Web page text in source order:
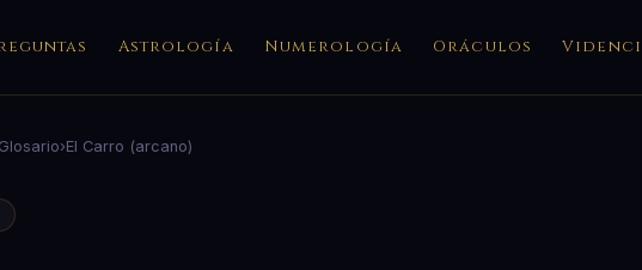
Astrología Numerología Oráculos
Glosario›El Carro (arcano)